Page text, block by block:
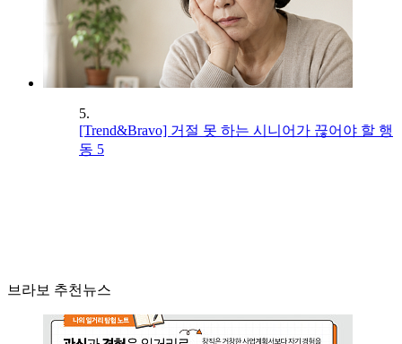
5.
[Trend&Bravo] 거절 못 하는 시니어가 끊어야 할 행
동 5
브라보 추천뉴스